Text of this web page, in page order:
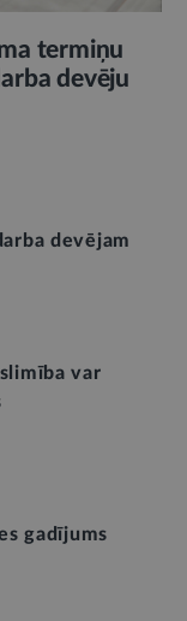
termiņu
devēju
devējam
var
gadījums